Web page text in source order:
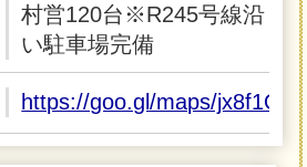
村営120台※R245号線沿
い駐車場完備
https://goo.gl/maps/